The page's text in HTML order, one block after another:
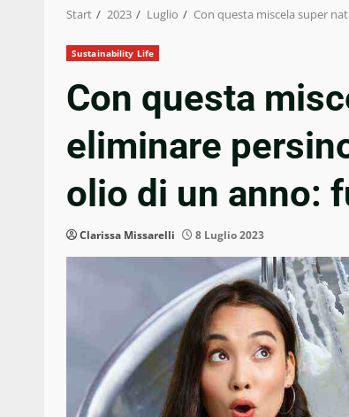
Start 2023 Luglio Con questa miscela super
Sustainability Life
Con questa
eliminare
olio di un anno:
Clarissa Missarelli 8 Luglio 2023